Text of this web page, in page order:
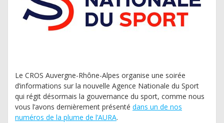
Le CROS Auvergne-Rhône-Alpes organise une soirée
d’informations sur la nouvelle Agence Nationale du Sport
qui régit désormais la gouvernance du sport, comme nous
vous l’avons dernièrement présenté dans un de nos
numéros de la plume de l’AURA.